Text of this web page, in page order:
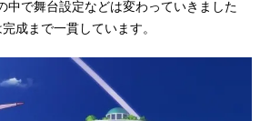
中で舞台設定などは変わっていきました
成まで一貫しています。